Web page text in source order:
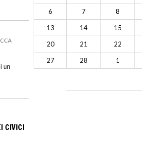
un
CIVICI
6 7 8
13 14 15
20 21 22
27 28 1